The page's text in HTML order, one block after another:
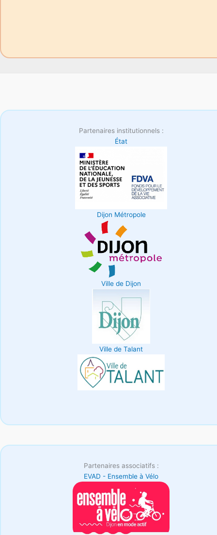
Partenaires institutionnels :
État
Dijon Métropole
Ville de Dijon
Ville de Talant
Partenaires associatifs :
EVAD - Ensemble à Vélo